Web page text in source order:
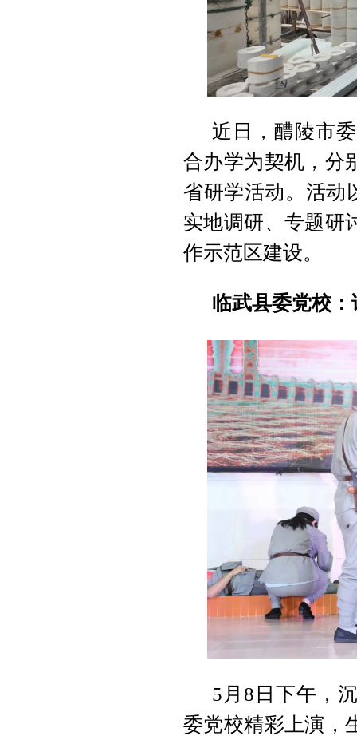
近日，醴陵市
合办学为契机，分
省研学活动。活动
实地调研、专题研
作示范区建设。
临武县委党校
5月8日下午，
委党校精彩上演，